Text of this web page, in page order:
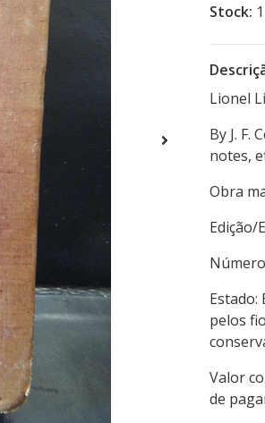
Stock: 1
Lionel
By J. F.
notes,
Obra
Estado:
pelos
Valor
de